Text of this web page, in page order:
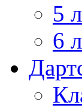
5
6